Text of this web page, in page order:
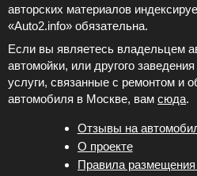
авторских материалов
«Auto2.info» обязательна.
Если вы являетесь владельцем
автомойки, или другого
услуги, связанные с ремонтом и
автомобиля в Москве, вам сюда.
Отзывы на